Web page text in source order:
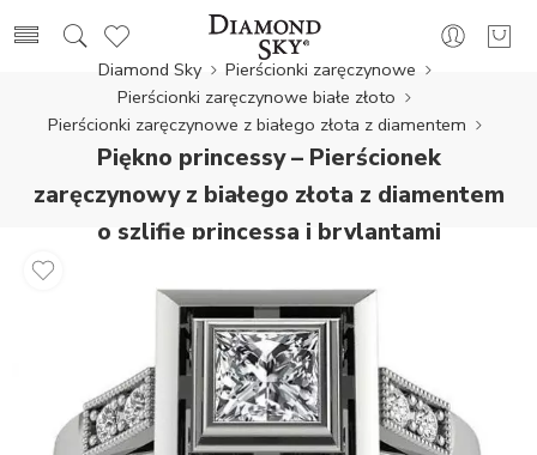
Diamond Sky
Pierścionki zaręczynowe
Pierścionki zaręczynowe białe złoto
Pierścionki zaręczynowe z białego złota z diamentem
Piękno princessy – Pierścionek
zaręczynowy z białego złota z diamentem
o szlifie princessa i brylantami